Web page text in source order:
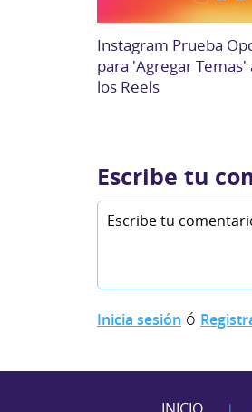
Instagram Prueba
para 'Agregar Temas'
los Reels
Escribe tu
Inicia sesión ó